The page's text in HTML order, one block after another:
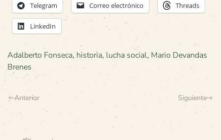
Telegram Correo electrónico Threads
LinkedIn
Adalberto Fonseca, historia,lucha social, Mario Devandas
Brenes
Anterior Siguiente